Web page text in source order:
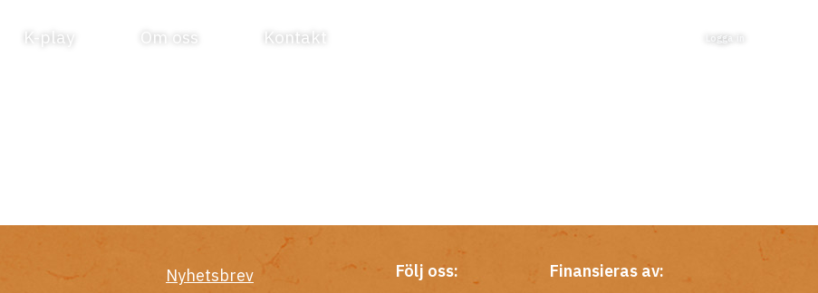
K-play Om oss Kontakt Logga in
Nyhetsbrev
Följ oss: Finansieras av: